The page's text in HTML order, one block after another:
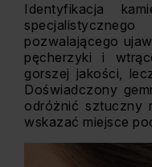
Identyfikacja
specjalistycznego
pozwalającego
pęcherzyki i
gorszej jakości,
Doświadczony
odróżnić sztuczny
wskazać miejsce